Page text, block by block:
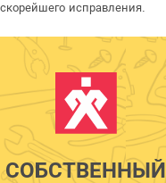
исправления.
СОБСТВЕННЫЙ